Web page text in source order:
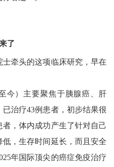
了
牵头的这项临床研究，早在
今）主要聚焦于胰腺癌、肝
已治疗43例患者，初步结果很
，体内成功产生了针对自己
，生存时间延长，而且安全
年国际顶尖的癌症免疫治疗